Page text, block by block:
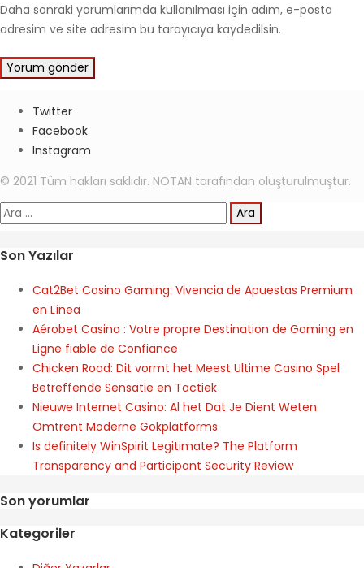
Daha sonraki yorumlarımda kullanılması için adım, e-posta
adresim ve site adresim bu tarayıcıya kaydedilsin.
Twitter
Facebook
Instagram
© 2021 Tüm hakları saklıdır. NOTAN tarafından oluşturulmuştur.
Arama:
Son Yazılar
Cat2Bet Casino Gaming: Vivencia de Apuestas Premium
en Línea
Aérobet Casino : Votre propre Destination de Gaming en
Ligne fiable de Confiance
Chicken Road: Dit vormt het Meest Ultime Casino Spel
Betreffende Sensatie en Tactiek
Nieuwe Internet Casino: Al het Dat Je Dient Weten
Omtrent Moderne Gokplatforms
Is definitely WinSpirit Legitimate? The Platform
Transparency and Participant Security Review
Son yorumlar
Kategoriler